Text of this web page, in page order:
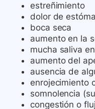
estreñimiento
dolor de
boca seca
aumento en la
mucha saliva
aumento del
ausencia de
enrojecimiento
somnolencia
congestión o